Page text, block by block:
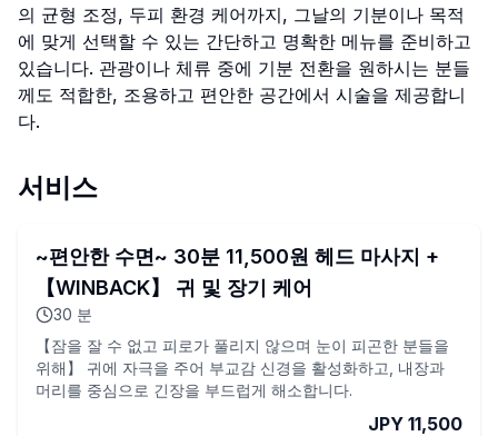
의 균형 조정, 두피 환경 케어까지, 그날의 기분이나 목적
에 맞게 선택할 수 있는 간단하고 명확한 메뉴를 준비하고
있습니다. 관광이나 체류 중에 기분 전환을 원하시는 분들
께도 적합한, 조용하고 편안한 공간에서 시술을 제공합니
다.
서비스
~편안한 수면~ 30분 11,500원 헤드 마사지 +
【WINBACK】 귀 및 장기 케어
30 분
【잠을 잘 수 없고 피로가 풀리지 않으며 눈이 피곤한 분들을
위해】 귀에 자극을 주어 부교감 신경을 활성화하고, 내장과
머리를 중심으로 긴장을 부드럽게 해소합니다.
JPY 11,500